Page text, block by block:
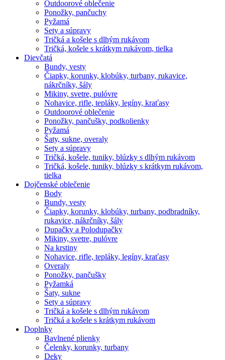
Outdoorové oblečenie
Ponožky, pančuchy
Pyžamá
Sety a súpravy
Tričká a košele s dlhým rukávom
Tričká, košele s krátkym rukávom, tielka
Dievčatá
Bundy, vesty
Čiapky, korunky, klobúky, turbany, rukavice,
nákrčníky, šály
Mikiny, svetre, pulóvre
Nohavice, rifle, tepláky, legíny, kraťasy
Outdoorové oblečenie
Ponožky, pančušky, podkolienky
Pyžamá
Šaty, sukne, overaly
Sety a súpravy
Tričká, košele, tuniky, blúzky s dlhým rukávom
Tričká, košele, tuniky, blúzky s krátkym rukávom,
tielka
Dojčenské oblečenie
Body
Bundy, vesty
Čiapky, korunky, klobúky, turbany, podbradníky,
rukavice, nákrčníky, šály
Dupačky a Polodupačky
Mikiny, svetre, pulóvre
Na krstiny
Nohavice, rifle, tepláky, legíny, kraťasy
Overaly
Ponožky, pančušky
Pyžamká
Šaty, sukne
Sety a súpravy
Tričká a košele s dlhým rukávom
Tričká a košele s krátkym rukávom
Doplnky
Bavlnené plienky
Čelenky, korunky, turbany
Deky